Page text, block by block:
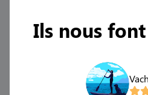
Ils nous